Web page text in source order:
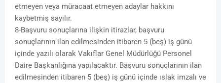
etmeyen veya müracaat etmeyen adaylar hakkını
kaybetmiş sayılır.
8-Başvuru sonuçlarına ilişkin itirazlar, başvuru
sonuçlarının ilan edilmesinden itibaren 5 (beş) iş günü
içinde yazılı olarak Vakıflar Genel Müdürlüğü Personel
Daire Başkanlığına yapılacaktır. Başvuru sonuçlarının ilan
edilmesinden itibaren 5 (beş) iş günü içinde ıslak imzalı ve